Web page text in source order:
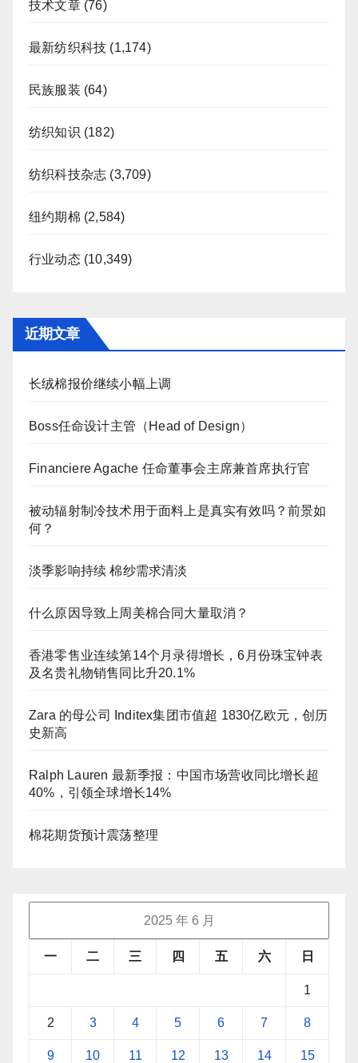
技术文章(76)
最新纺织科技 (1,174)
民族服装 (64)
纺织知识 (182)
纺织科技杂志 (3,709)
纽约期棉 (2,584)
行业动态(10,349)
近期文章
长绒棉报价继续小幅上调
Boss任命设计主管（Head of Design）
Financiere Agache 任命董事会主席兼首席执行官
被动辐射制冷技术用于面料上是真实有效吗？前景如
何？
淡季影响持续 棉纱需求清淡
什么原因导致上周美棉合同大量取消？
香港零售业连续第14个月录得增长，6月份珠宝钟表
及名贵礼物销售同比升20.1%
Zara 的母公司 Inditex集团市值超 1830亿欧元，创历
史新高
Ralph Lauren 最新季报：中国市场营收同比增长超
40%，引领全球增长14%
棉花期货预计震荡整理
2025 年 6 月
一 二 三 四 五 六 日
1
2 3 4 5 6 7 8
9 10 11 12 13 14 15